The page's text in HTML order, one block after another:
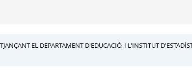
EL DEPARTAMENT D'EDUCACIÓ, I L'INSTITUT